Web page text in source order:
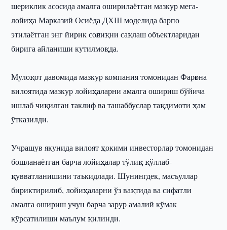
шериклик асосида амалга оширилаётган мазкур мега-
лойиҳа Марказий Осиёда ДХШ моделида барпо
этилаётган энг йирик соғлиқни сақлаш объектларидан
бирига айланиши кутилмоқда.
Мулоқот давомида мазкур компания томонидан Фарғона
вилоятида мазкур лойиҳаларни амалга ошириш бўйича
ишлаб чиқилган таклиф ва ташаббуслар тақдимоти ҳам
ўтказилди.
Учрашув якунида вилоят ҳокими инвесторлар томонидан
бошланаётган барча лойиҳалар тўлиқ қўллаб-
қувватланишини таъкидлади. Шунингдек, масъуллар
бириктирилиб, лойиҳаларни ўз вақтида ва сифатли
амалга ошириш учун барча зарур амалий кўмак
кўрсатилиши маълум қилинди.